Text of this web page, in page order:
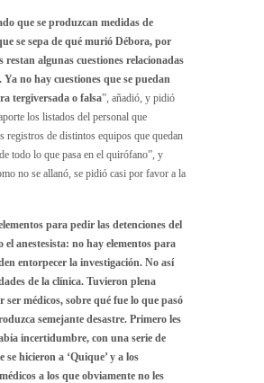
que se produzcan medidas de
se sepa de qué murió Débora, por
restan algunas cuestiones relacionadas
no hay cuestiones que se puedan
tergiversada o falsa”, añadió, y pidió
los listados del personal que
registros de distintos equipos que quedan
todo lo que pasa en el quirófano”, y
no se allanó, se pidió casi por favor a la
para pedir las detenciones del
el anestesista: no hay elementos para
entorpecer la investigación. No así
de la clínica. Tuvieron plena
ser médicos, sobre qué fue lo que pasó
semejante desastre. Primero les
incertidumbre, con una serie de
se hicieron a ‘Quique’ y a los
a los que obviamente no les